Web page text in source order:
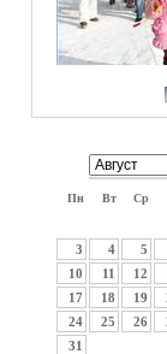
Пн Вт Ср
3
4 5
10
11 12
17
18 19
24
25 26
31